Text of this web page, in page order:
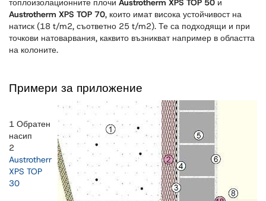
топлоизолационните плочи Austrotherm XPS TOP 50 и
Austrotherm XPS TOP 70, които имат висока устойчивост на
натиск (18 t/m2, съответно 25 t/m2). Те са подходящи и при
точкови натоварвания, каквито възникват например в областта
на колоните.
Примери за приложение
1 Обратен
насип
2
Austrotherm
XPS TOP
30